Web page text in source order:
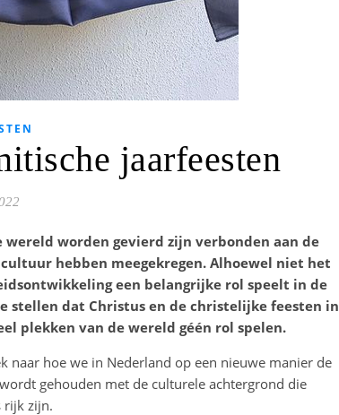
jaarfeesten
wereld worden gevierd zijn verbonden aan de
hebben meegekregen. Alhoewel niet het
een belangrijke rol speelt in de
stellen dat Christus en de christelijke feesten in
plekken van de wereld géén rol spelen.
naar hoe we in Nederland op een nieuwe manier de
gehouden met de culturele achtergrond die
rijk zijn.